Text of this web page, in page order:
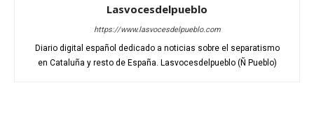
Lasvocesdelpueblo
https://www.lasvocesdelpueblo.com
Diario digital español dedicado a noticias sobre el separatismo
en Cataluña y resto de España. Lasvocesdelpueblo (Ñ Pueblo)